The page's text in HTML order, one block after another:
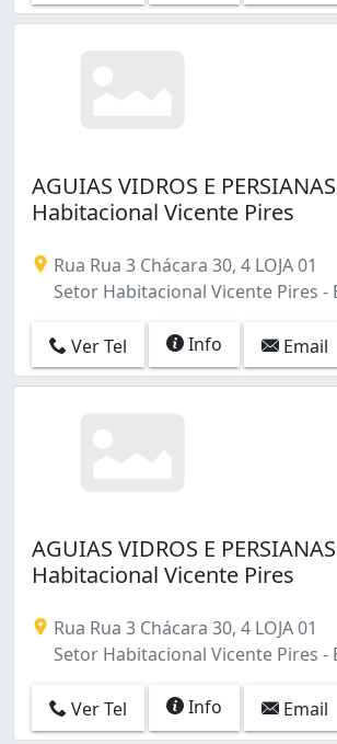
AGUIAS VIDROS E
Habitacional Vicente Pires
Rua Rua 3 Chácara 30, 4 LOJA 01
Setor Habitacional Vicente Pires -
Ver Tel Info Email
AGUIAS VIDROS E
Habitacional Vicente Pires
Rua Rua 3 Chácara 30, 4 LOJA 01
Setor Habitacional Vicente Pires -
Ver Tel Info Email